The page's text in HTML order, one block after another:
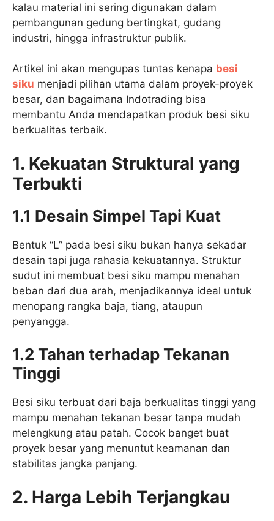
kalau material ini sering digunakan dalam
pembangunan gedung bertingkat, gudang
industri, hingga infrastruktur publik.
Artikel ini akan mengupas tuntas kenapa besi
siku menjadi pilihan utama dalam proyek-proyek
besar, dan bagaimana Indotrading bisa
membantu Anda mendapatkan produk besi siku
berkualitas terbaik.
1. Kekuatan Struktural yang
Terbukti
1.1 Desain Simpel Tapi Kuat
Bentuk “L” pada besi siku bukan hanya sekadar
desain tapi juga rahasia kekuatannya. Struktur
sudut ini membuat besi siku mampu menahan
beban dari dua arah, menjadikannya ideal untuk
menopang rangka baja, tiang, ataupun
penyangga.
1.2 Tahan terhadap Tekanan
Tinggi
Besi siku terbuat dari baja berkualitas tinggi yang
mampu menahan tekanan besar tanpa mudah
melengkung atau patah. Cocok banget buat
proyek besar yang menuntut keamanan dan
stabilitas jangka panjang.
2. Harga Lebih Terjangkau